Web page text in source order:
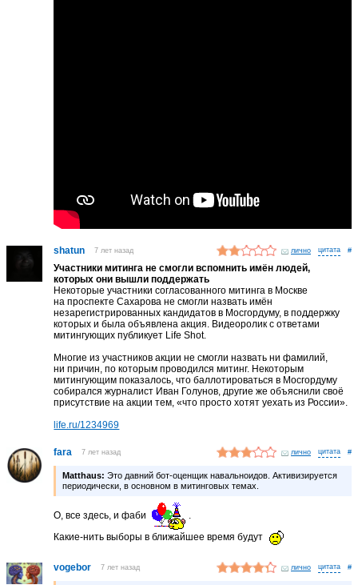
shatun 7 лет назад лично #
Участники митинга не смогли вспомнить имён людей,
которых они вышли поддержать
Некоторые участники согласованного митинга в Москве
на проспекте Сахарова не смогли назвать имён
незарегистрированных кандидатов в Мосгордуму, в поддержку
которых и была объявлена акция. Видеоролик с ответами
митингующих публикует Life Shot.
Многие из участников акции не смогли назвать ни фамилий,
ни причин, по которым проводился митинг. Некоторым
митингующим показалось, что баллотироваться в Мосгордуму
собирался журналист Иван Голунов, другие же объяснили своё
присутствие на акции тем, «что просто хотят уехать из России».
life.ru/1234969
fara 7 лет назад лично #
Matthaus: Это давний бот-оценщик навальноидов. Активизируется
периодически, в основном в митинговых темах.
О, все здесь, и фаби
.
Какие-нить выборы в ближайшее время будут
vogebor 7 лет назад лично #